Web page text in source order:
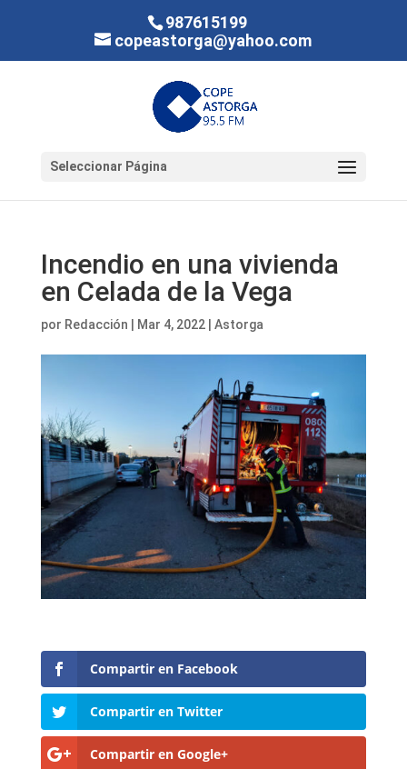
987615199
copeastorga@yahoo.com
Seleccionar Página
Incendio en una vivienda
en Celada de la Vega
por Redacción Mar 4, 2022| Astorga
Compartir en Facebook
Compartir en Twitter
Compartir en Google+